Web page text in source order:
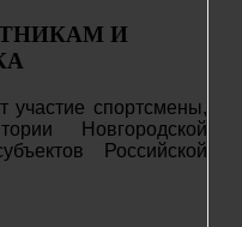
И
участие спортсмены,
Новгородской
Российской